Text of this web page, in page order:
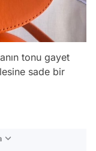
tonu gayet
sade bir